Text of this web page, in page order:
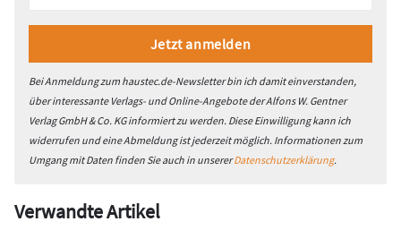
Bei Anmeldung zum haustec.de-Newsletter bin ich damit einverstanden,
über interessante Verlags- und Online-Angebote der Alfons W. Gentner
Verlag GmbH & Co. KG informiert zu werden. Diese Einwilligung kann ich
widerrufen und eine Abmeldung ist jederzeit möglich. Informationen zum
Umgang mit Daten finden Sie auch in unsererDatenschutzerklärung.
Verwandte Artikel